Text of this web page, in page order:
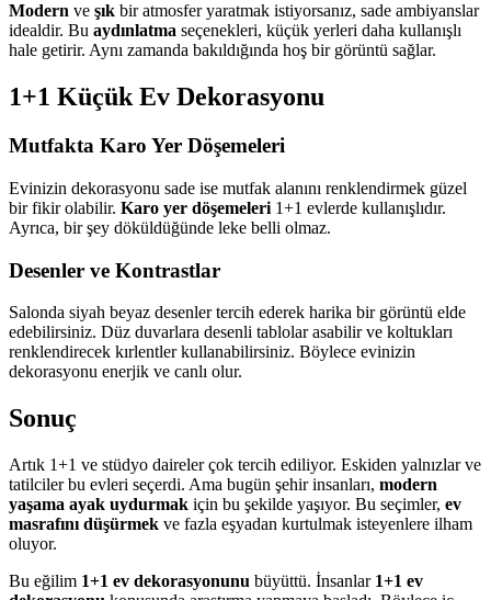
Modern ve şık bir atmosfer yaratmak istiyorsanız, sade ambiyanslar
idealdir. Bu aydınlatma seçenekleri, küçük yerleri daha kullanışlı
hale getirir. Aynı zamanda bakıldığında hoş bir görüntü sağlar.
1+1 Küçük Ev Dekorasyonu
Mutfakta Karo Yer Döşemeleri
Evinizin dekorasyonu sade ise mutfak alanını renklendirmek güzel
bir fikir olabilir. Karo yer döşemeleri 1+1 evlerde kullanışlıdır.
Ayrıca, bir şey döküldüğünde leke belli olmaz.
Desenler ve Kontrastlar
Salonda siyah beyaz desenler tercih ederek harika bir görüntü elde
edebilirsiniz. Düz duvarlara desenli tablolar asabilir ve koltukları
renklendirecek kırlentler kullanabilirsiniz. Böylece evinizin
dekorasyonu enerjik ve canlı olur.
Sonuç
Artık 1+1 ve stüdyo daireler çok tercih ediliyor. Eskiden yalnızlar ve
tatilciler bu evleri seçerdi. Ama bugün şehir insanları, modern
yaşama ayak uydurmak için bu şekilde yaşıyor. Bu seçimler, ev
masrafını düşürmek ve fazla eşyadan kurtulmak isteyenlere ilham
oluyor.
Bu eğilim 1+1 ev dekorasyonunu büyüttü. İnsanlar 1+1 ev